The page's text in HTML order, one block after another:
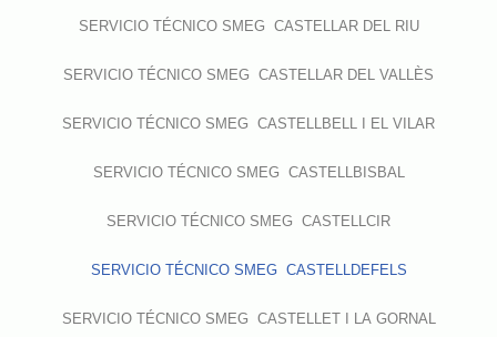
SERVICIO TÉCNICO SMEG CASTELLAR DEL RIU
SERVICIO TÉCNICO SMEG CASTELLAR DEL VALLÈS
SERVICIO TÉCNICO SMEG CASTELLBELL I EL VILAR
SERVICIO TÉCNICO SMEG CASTELLBISBAL
SERVICIO TÉCNICO SMEG CASTELLCIR
SERVICIO TÉCNICO SMEG CASTELLDEFELS
SERVICIO TÉCNICO SMEG CASTELLET I LA GORNAL